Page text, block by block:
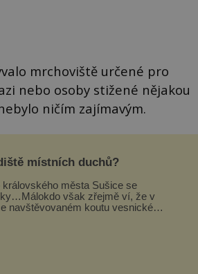
mrchoviště určené pro
nebo osoby stižené nějakou
ničím zajímavým.
místních duchů?
města Sušice se
však zřejmě ví, že v
navštěvovaném koutu vesnické